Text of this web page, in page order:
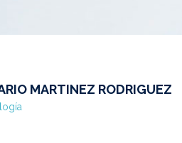
MARTINEZ RODRIGUEZ